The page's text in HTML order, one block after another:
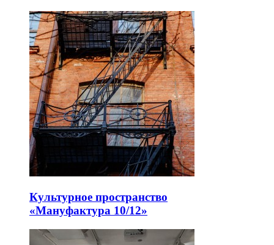
Культурное пространство
«Мануфактура 10/12»